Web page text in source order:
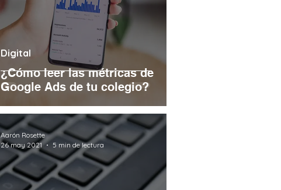
¿Cómo leer las métricas de
Google Ads de tu colegio?
Digital
Aarón Rosette
26 may 2021
5 min de lectura